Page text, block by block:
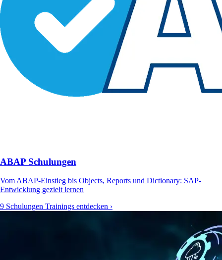
ABAP Schulungen
Vom ABAP-Einstieg bis Objects, Reports und Dictionary: SAP-
Entwicklung gezielt lernen
9 Schulungen Trainings entdecken ›